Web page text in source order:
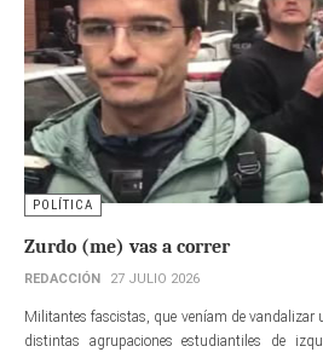
POLÍTICA
Zurdo (me) vas a correr
REDACCIÓN 27 JULIO 2026
Militantes fascistas, que veníam de vandalizar
distintas agrupaciones estudiantiles de